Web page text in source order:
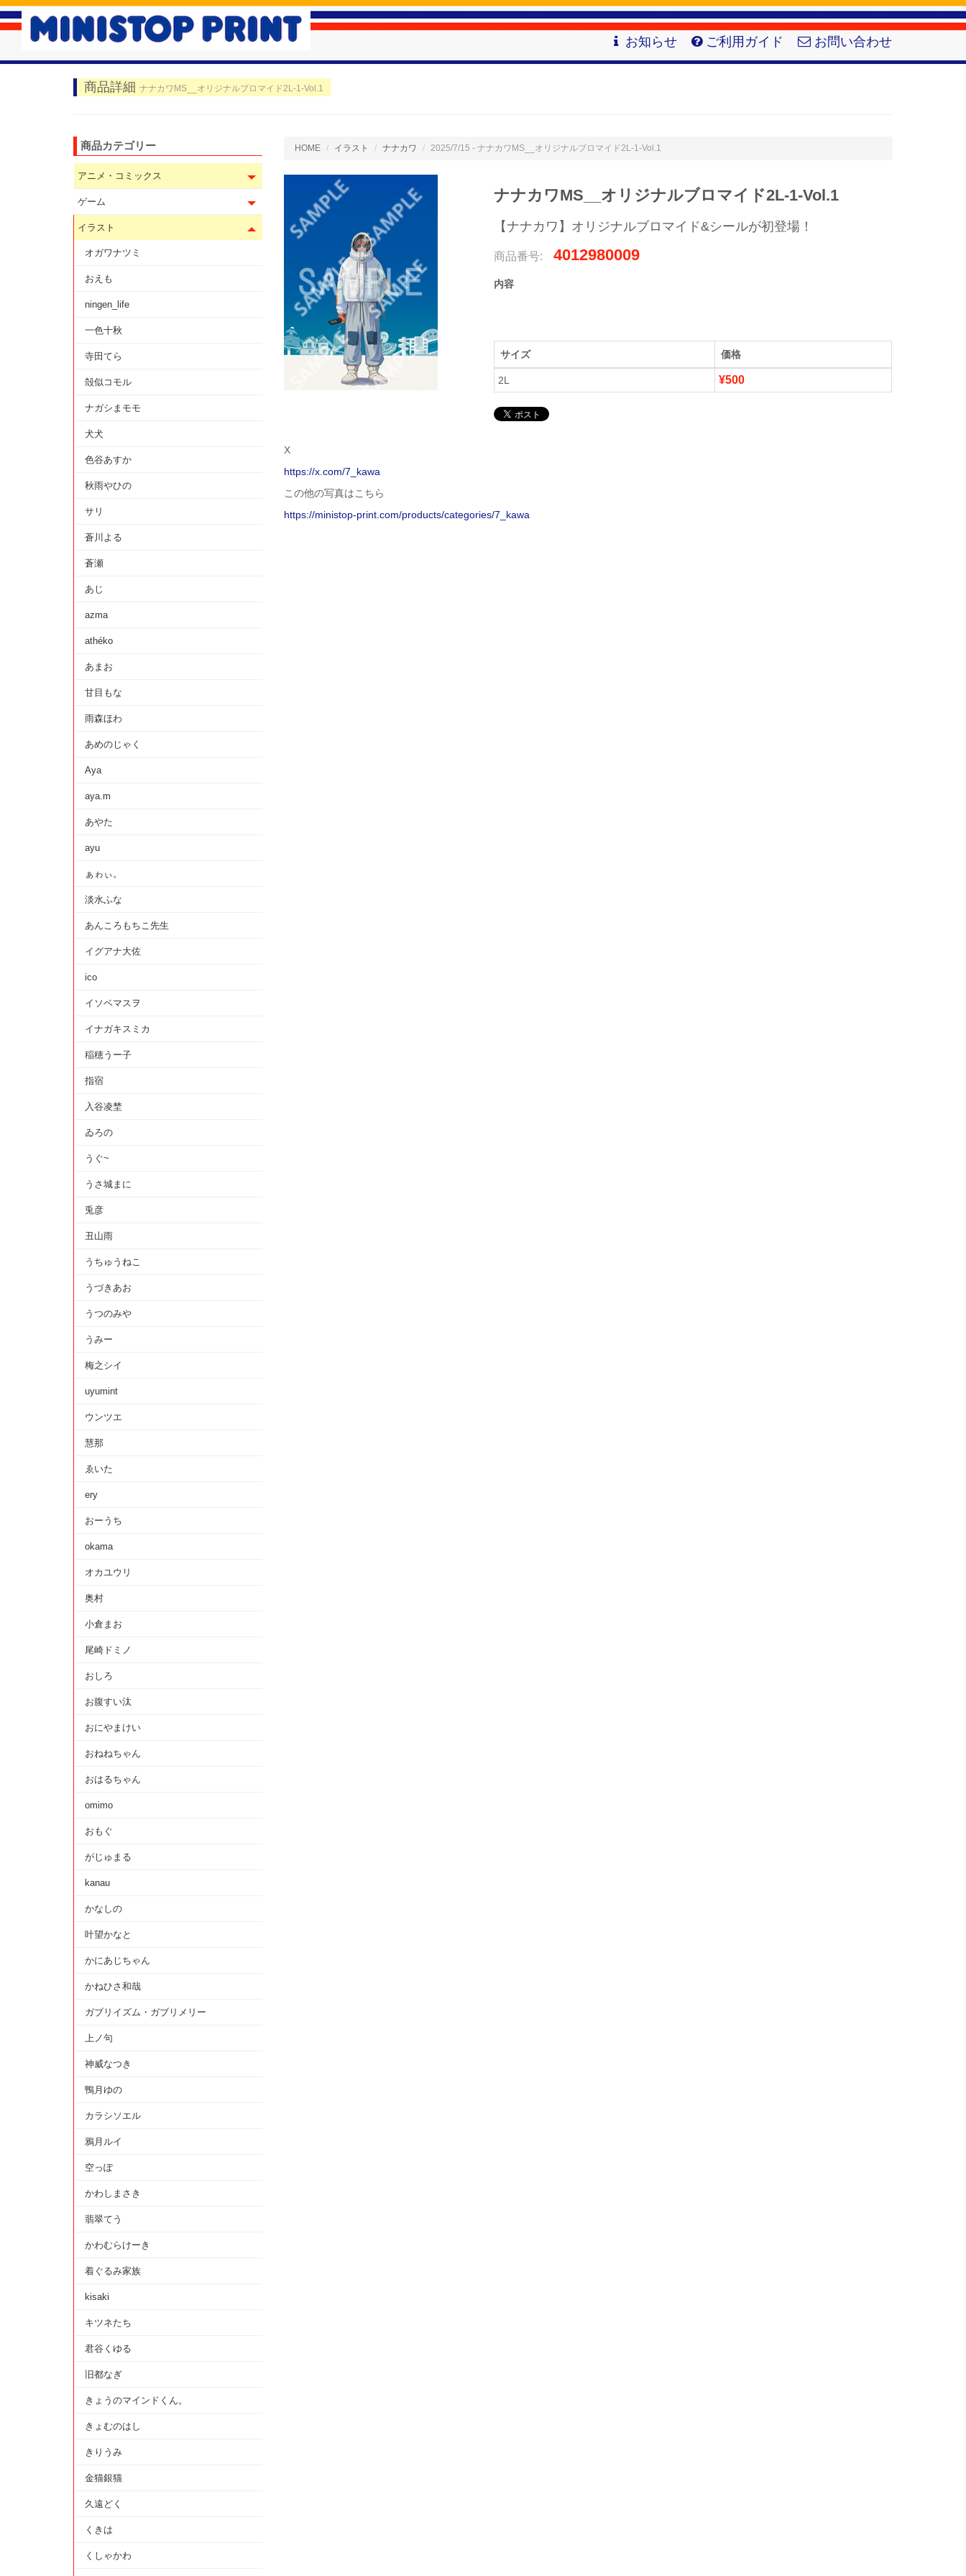
お知らせ ご利用ガイド お問い合わせ
商品詳細 ナナカワMS__オリジナルブロマイド2L-1-Vol.1
HOME イラスト ナナカワ 2025/7/15 - ナナカワMS__オリジナルブロマイド2L-1-Vol.1
ナナカワMS__オリジナルブロマイド2L-1-Vol.1
【ナナカワ】オリジナルブロマイド&シールが初登場！
商品番号: 4012980009
内容
サイズ 価格
2L ¥500
X
https://x.com/7_kawa
この他の写真はこちら
https://ministop-print.com/products/categories/7_kawa
商品カテゴリー
アニメ・コミックス
ゲーム
イラスト
オガワナツミ
おえも
ningen_life
一色十秋
寺田てら
殻似コモル
ナガシまモモ
犬犬
色谷あすか
秋雨やひの
サリ
蒼川よる
蒼瀬
あじ
azma
athéko
あまお
甘目もな
雨森ほわ
あめのじゃく
Aya
aya.m
あやた
ayu
ぁゎぃ。
淡水ふな
あんころもちこ先生
イグアナ大佐
ico
イソベマスヲ
イナガキスミカ
稲穂うー子
指宿
入谷凌埜
ゐろの
うぐ~
うさ城まに
兎彦
丑山雨
うちゅうねこ
うづきあお
うつのみや
うみー
梅之シイ
uyumint
ウンツエ
慧那
ゑいた
ery
おーうち
okama
オカユウリ
奥村
小倉まお
尾崎ドミノ
おしろ
お腹すい汰
おにやまけい
おねねちゃん
おはるちゃん
omimo
おもぐ
がじゅまる
kanau
かなしの
叶望かなと
かにあじちゃん
かねひさ和哉
ガブリイズム・ガブリメリー
上ノ句
神威なつき
鴨月ゆの
カラシソエル
鴉月ルイ
空っぽ
かわしまさき
翡翠てう
かわむらけーき
着ぐるみ家族
kisaki
キツネたち
君谷くゆる
旧都なぎ
きょうのマインドくん。
きょむのはし
きりうみ
金猫銀猫
久遠どく
くきは
くしゃかわ